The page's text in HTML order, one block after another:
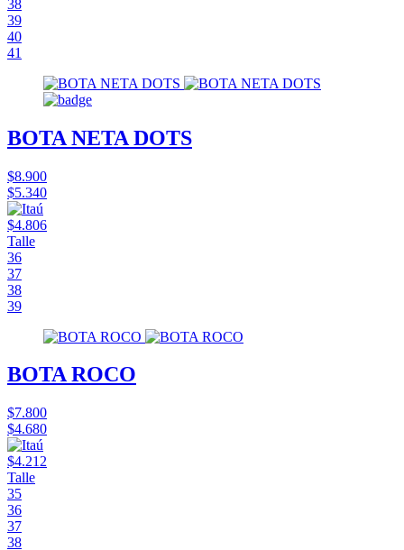
38
39
40
41
BOTA NETA DOTS
$8.900
$5.340
$4.806
Talle
36
37
38
39
BOTA ROCO
$7.800
$4.680
$4.212
Talle
35
36
37
38